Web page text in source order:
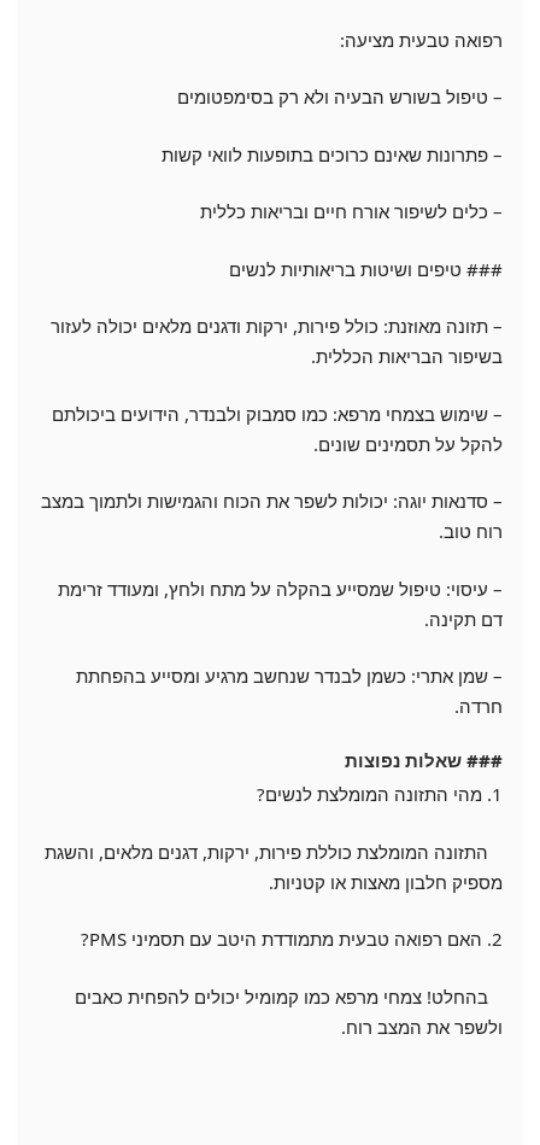
רפואה טבעית מציעה:
– טיפול בשורש הבעיה ולא רק בסימפטומים
– פתרונות שאינם כרוכים בתופעות לוואי קשות
– כלים לשיפור אורח חיים ובריאות כללית
### טיפים ושיטות בריאותיות לנשים
– תזונה מאוזנת: כולל פירות, ירקות ודגנים מלאים יכולה לעזור
בשיפור הבריאות הכללית.
– שימוש בצמחי מרפא: כמו סמבוק ולבנדר, הידועים ביכולתם
להקל על תסמינים שונים.
– סדנאות יוגה: יכולות לשפר את הכוח והגמישות ולתמוך במצב
רוח טוב.
– עיסוי: טיפול שמסייע בהקלה על מתח ולחץ, ומעודד זרימת
דם תקינה.
– שמן אתרי: כשמן לבנדר שנחשב מרגיע ומסייע בהפחתת
חרדה.
### שאלות נפוצות
1. מהי התזונה המומלצת לנשים?
התזונה המומלצת כוללת פירות, ירקות, דגנים מלאים, והשגת
מספיק חלבון מאצות או קטניות.
2. האם רפואה טבעית מתמודדת היטב עם תסמיני PMS?
בהחלט! צמחי מרפא כמו קמומיל יכולים להפחית כאבים
ולשפר את המצב רוח.